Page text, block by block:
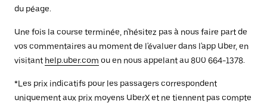
du péage.
Une fois la course terminée, n'hésitez pas à nous faire part de
vos commentaires au moment de l'évaluer dans l'app Uber, en
visitant help.uber.com ou en nous appelant au 800 664-1378.
*Les prix indicatifs pour les passagers correspondent
uniquement aux prix moyens UberX et ne tiennent pas compte